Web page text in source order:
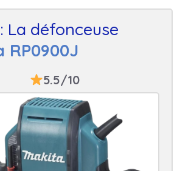
: La défonceuse
RP0900J
5.5/10